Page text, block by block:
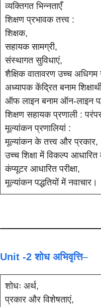
व्यक्तिगत भिन्नताएँ
शिक्षण प्रभावक तत्त्व :
शिक्षक,
सहायक सामग्री,
संस्थागत सुविधाएं,
शैक्षिक वातावरण उच्च
अध्यापक केंद्रित बनाम
ऑफ लाइन बनाम ऑन-लाइन
शिक्षण सहायक प्रणाली :
मूल्यांकन प्रणालियां :
मूल्यांकन के तत्त्व और प्रकार,
उच्च शिक्षा में विकल्प
कंप्यूटर आधारित परीक्षा,
मूल्यांकन पद्धतियों में नवाचार।
Unit -2 शोध अभिवृत्ति–
शोधः अर्थ,
प्रकार और विशेषताएं,